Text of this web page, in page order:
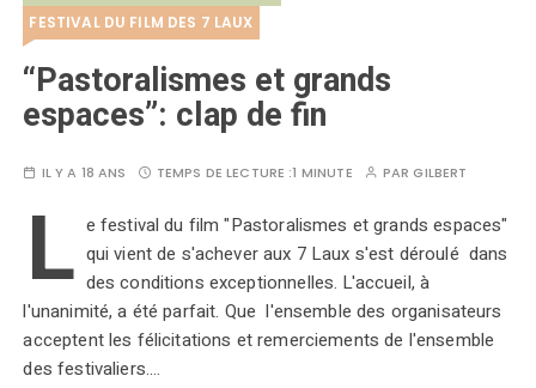
FESTIVAL DU FILM DES 7 LAUX
“Pastoralismes et grands
espaces”: clap de fin
IL Y A 18 ANS TEMPS DE LECTURE :1 MINUTE PARGILBERT
L e festival du film "Pastoralismes et grands espaces"
qui vient de s'achever aux 7 Laux s'est déroulé dans
des conditions exceptionnelles. L'accueil, à
l'unanimité, a été parfait. Que l'ensemble des organisateurs
acceptent les félicitations et remerciements de l'ensemble
des festivaliers.…